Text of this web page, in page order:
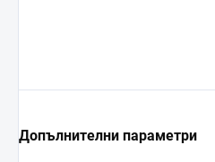
Допълнителни параметри